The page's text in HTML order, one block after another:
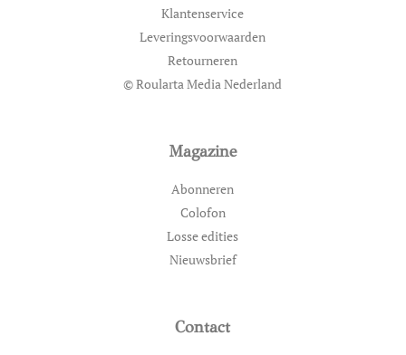
Klantenservice
Leveringsvoorwaarden
Retourneren
© Roularta Media Nederland
Magazine
Abonneren
Colofon
Losse edities
Nieuwsbrief
Contact